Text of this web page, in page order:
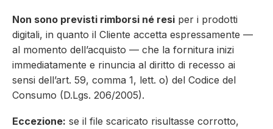
Non sono previsti rimborsi né resi per i prodotti
digitali, in quanto il Cliente accetta espressamente —
al momento dell’acquisto — che la fornitura inizi
immediatamente e rinuncia al diritto di recesso ai
sensi dell’art. 59, comma 1, lett. o) del Codice del
Consumo (D.Lgs. 206/2005).
Eccezione: se il file scaricato risultasse corrotto,